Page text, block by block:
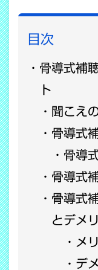
目次
骨導式補
ト
聞こえ
骨導式
骨導
骨導式
骨導式
とデメ
メ
デ